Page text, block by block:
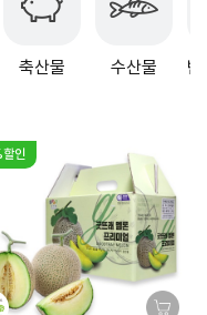
축산물 수산물 반
인